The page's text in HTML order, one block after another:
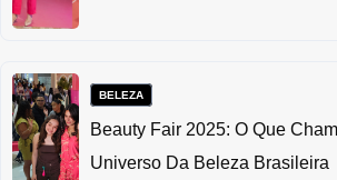
BELEZA
Beauty Fair 2025: O Que
Universo Da Beleza Brasileira